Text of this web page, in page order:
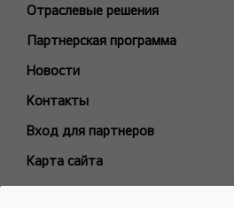
Фанкойлы
Модели снятые с производства
БЫТОВЫЕ СПЛИТ-СИСТЕМЫ
ARTCOOL Mirror
ARTCOOL Objet Green
Отраслевые решения
Партнерская программа
Новости
Контакты
Вход для партнеров
Карта сайта